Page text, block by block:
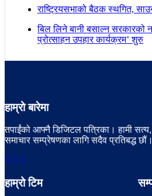
राष्ट्रियसभाको बैठक स्थगित,
बिल लिने बानी बसाल्न सरकारको
प्रोत्साहन उपहार कार्यक्रम’ शुरु
हाम्रो बारेमा
तपाईंको आफ्नै डिजिटल पत्रिका। हामी सत्य,
समाचार सम्प्रेषणका लागि सदैव प्रतिबद्ध छौं।
हाम्रो टिम